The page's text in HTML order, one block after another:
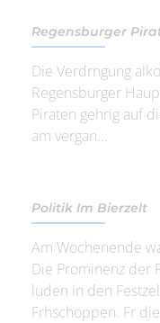
Regensburger
Die Verdrngung
Regensburger
Piraten gehrig auf
am vergan...
Politik Im Bierzelt
Am Wochenende
Die Prominenz der
luden in den
Frhschoppen. Fr